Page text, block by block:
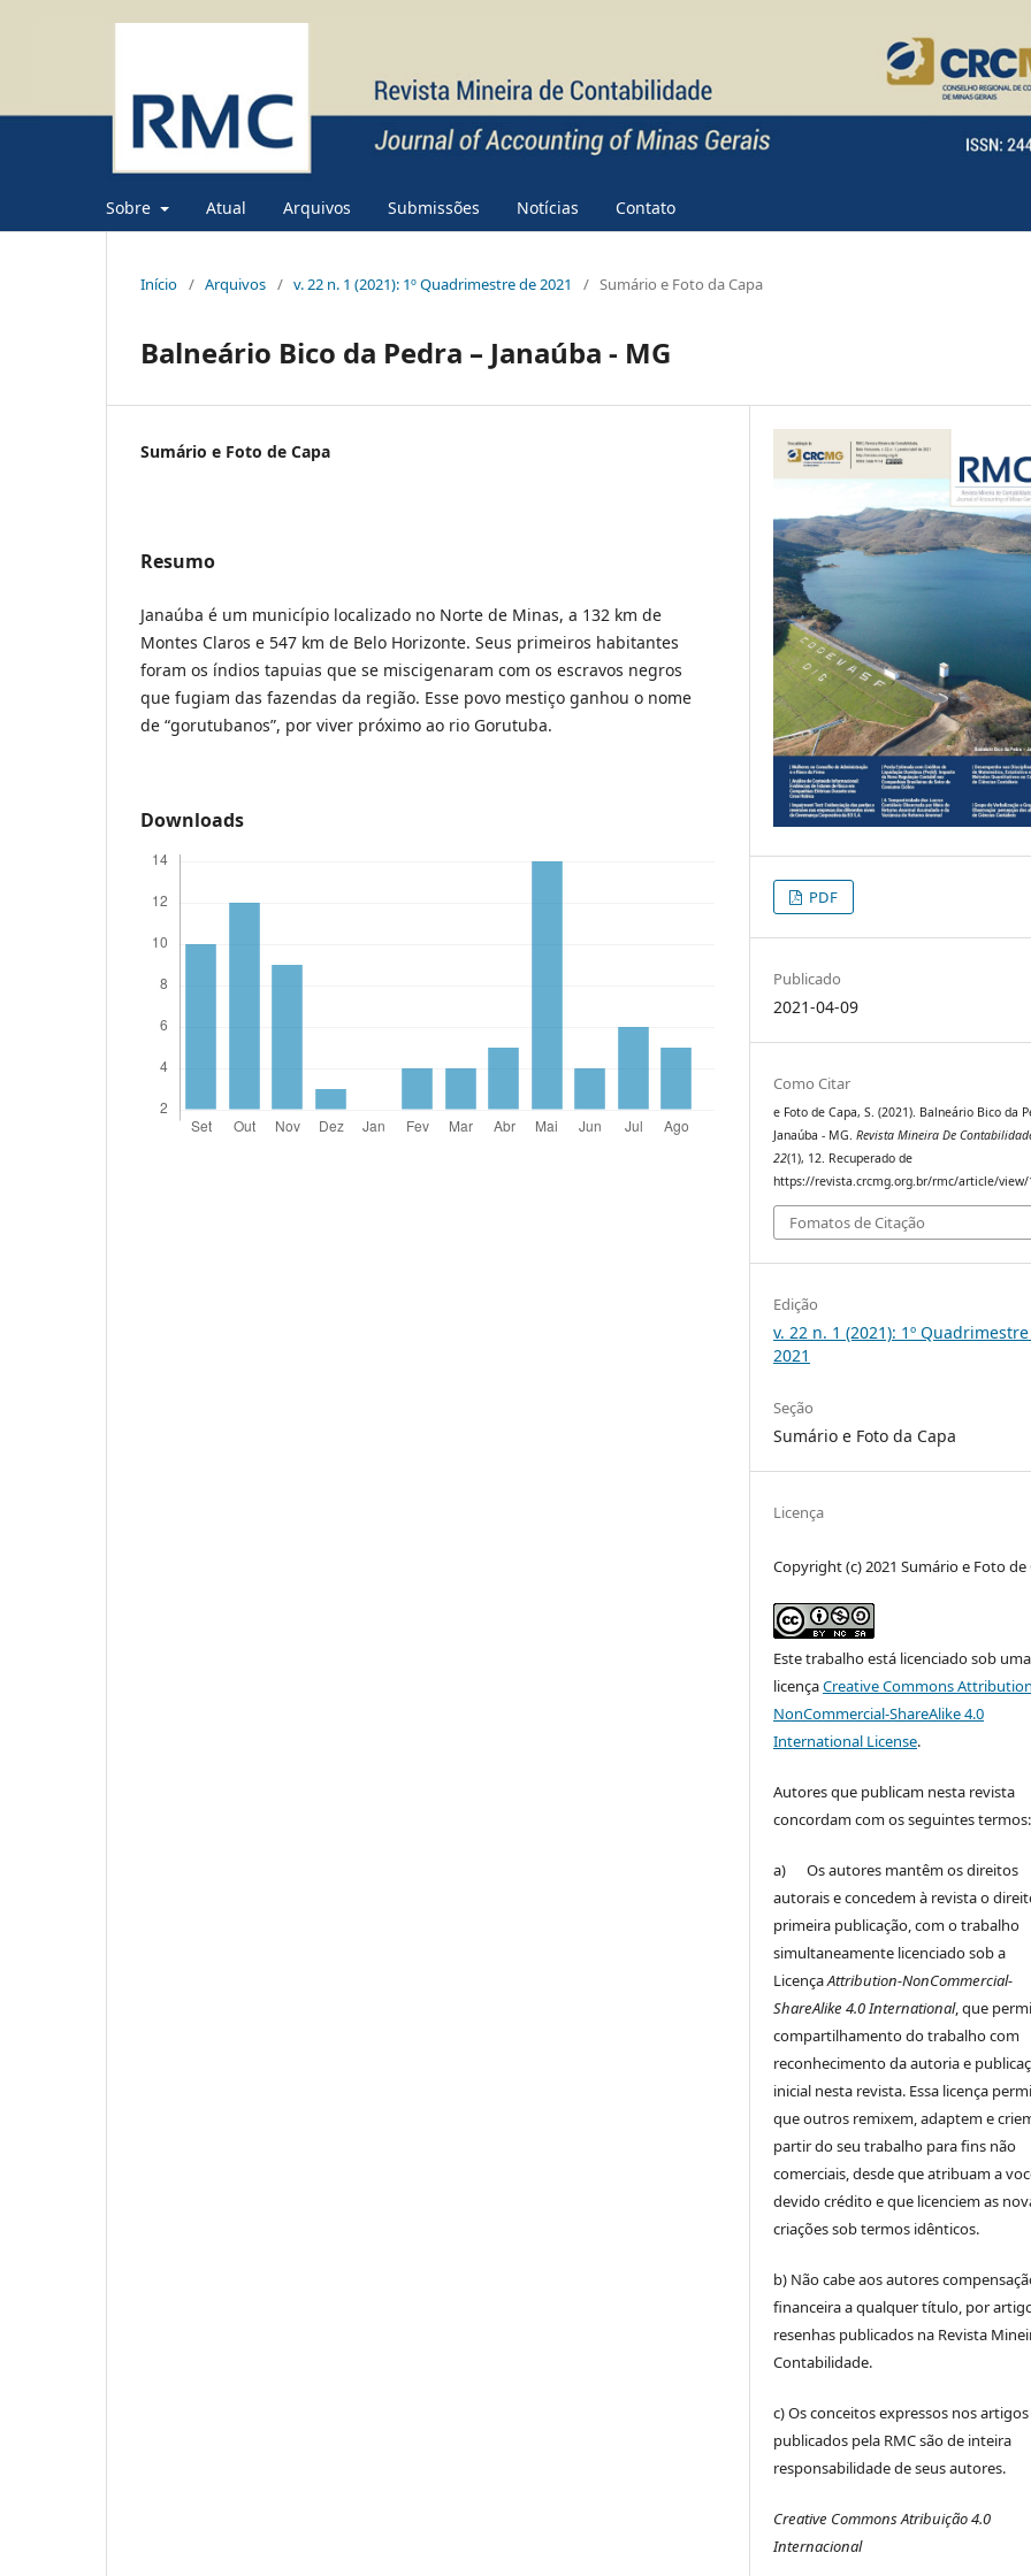
Sobre Atual Arquivos Submissões Notícias Contato
Início / Arquivos / v. 22 n. 1 (2021): 1º Quadrimestre de 2021 / Sumário e Foto da Capa
Balneário Bico da Pedra – Janaúba - MG
Sumário e Foto de Capa
Resumo
Janaúba é um município localizado no Norte de Minas, a 132 km de
Montes Claros e 547 km de Belo Horizonte. Seus primeiros habitantes
foram os índios tapuias que se miscigenaram com os escravos negros
que fugiam das fazendas da região. Esse povo mestiço ganhou o nome
de “gorutubanos”, por viver próximo ao rio Gorutuba.
Downloads
PDF
Publicado
2021-04-09
Como Citar
e Foto de Capa, S. (2021). Balneário Bico da
Janaúba - MG.Revista Mineira De
22(1), 12. Recuperado de
https://revista.crcmg.org.br/rmc/article/view/
Fomatos de Citação
Edição
v. 22 n. 1 (2021): 1º
2021
Seção
Sumário e Foto da Capa
Licença
Copyright (c) 2021 Sumário e Foto de
Este trabalho está licenciado sob uma
licençaCreative Commons
NonCommercial-ShareAlike 4.0
International License.
Autores que publicam nesta revista
concordam com os seguintes termos:
a) Os autores mantêm os direitos
autorais e concedem à revista o
primeira publicação, com o trabalho
simultaneamente licenciado sob a
LicençaAttribution-NonCommercial-
ShareAlike 4.0 International, que
compartilhamento do trabalho com
reconhecimento da autoria e
inicial nesta revista. Essa licença
que outros remixem, adaptem e
partir do seu trabalho para fins não
comerciais, desde que atribuam a
devido crédito e que licenciem as
criações sob termos idênticos.
b) Não cabe aos autores
financeira a qualquer título, por
resenhas publicados na Revista
Contabilidade.
c) Os conceitos expressos nos artigos
publicados pela RMC são de inteira
responsabilidade de seus autores.
Creative Commons Atribuição 4.0
Internacional